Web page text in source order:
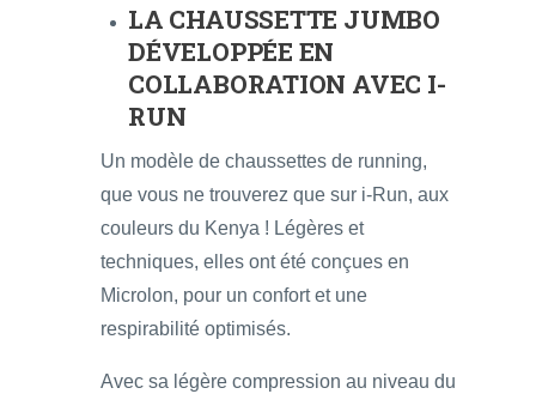
LA CHAUSSETTE JUMBO
DÉVELOPPÉE EN
COLLABORATION AVEC I-
RUN
Un modèle de chaussettes de running,
que vous ne trouverez que sur i-Run, aux
couleurs du Kenya ! Légères et
techniques, elles ont été conçues en
Microlon, pour un confort et une
respirabilité optimisés.
Avec sa légère compression au niveau du